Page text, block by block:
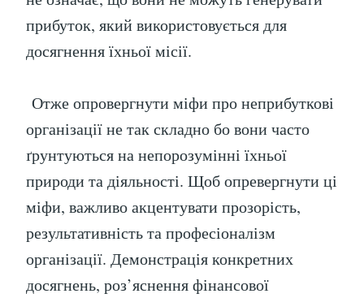
прибуток, який використовується для
досягнення їхньої місії.
Отже опровергнути міфи про неприбуткові
організації не так складно бо вони часто
ґрунтуються на непорозумінні їхньої
природи та діяльності. Щоб опревергнути ці
міфи, важливо акцентувати прозорість,
результативність та професіоналізм
організації. Демонстрація конкретних
досягнень, роз’яснення фінансової